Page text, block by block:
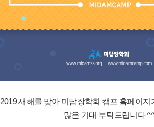
2019 새해를 맞아 미담장학회 캠프 홈페이지
많은 기대 부탁드립니다